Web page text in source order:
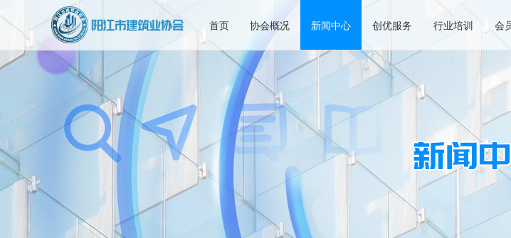
首页 协会概况 新闻中心 创优服务 行业培训 会